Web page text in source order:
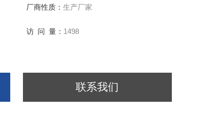
厂商性质： 生产厂家
访 问 量： 1498
联系我们